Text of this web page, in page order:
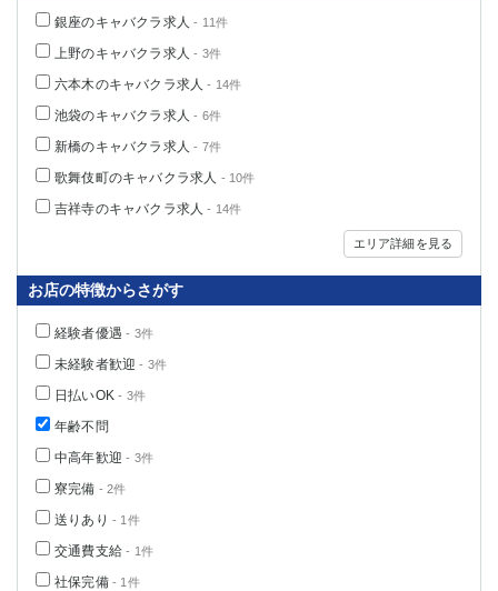
銀座のキャバクラ求人- 11件
上野のキャバクラ求人- 3件
六本木のキャバクラ求人- 14件
池袋のキャバクラ求人- 6件
新橋のキャバクラ求人- 7件
歌舞伎町のキャバクラ求人 - 10件
吉祥寺のキャバクラ求人- 14件
エリア詳細を見る
お店の特徴からさがす
経験者優遇 - 3件
未経験者歓迎 - 3件
日払いOK - 3件
年齢不問
中高年歓迎 - 3件
寮完備 - 2件
送りあり - 1件
交通費支給 - 1件
社保完備- 1件